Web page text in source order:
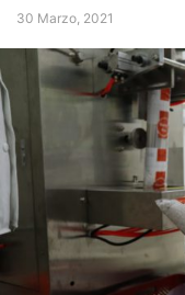
30 Marzo, 2021